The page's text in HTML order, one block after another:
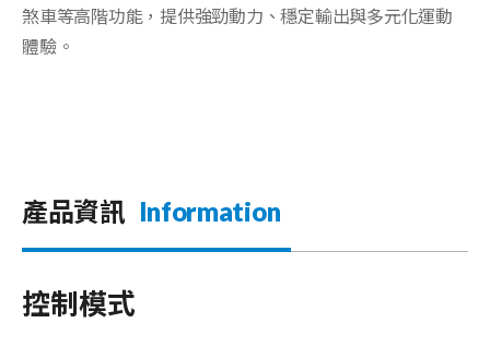
煞車等高階功能，提供強勁動力、穩定輸出與多元化運動
體驗。
產品資訊 Information
控制模式